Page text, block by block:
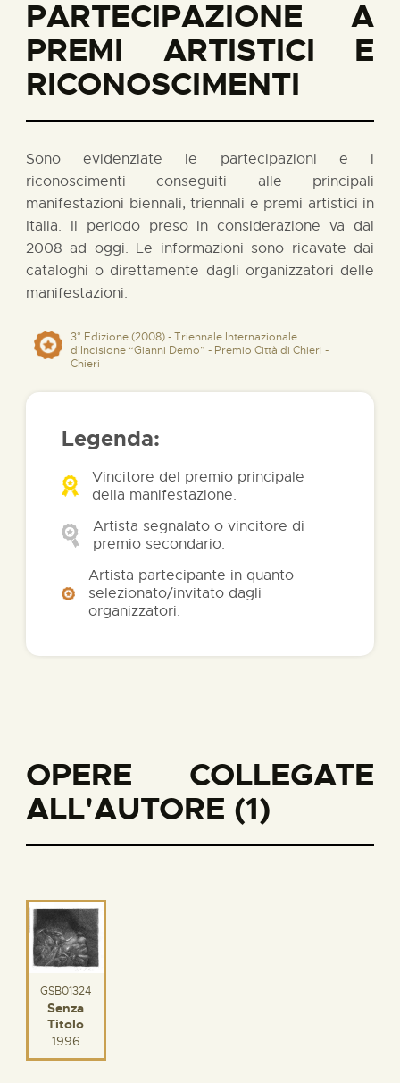
PARTECIPAZIONE A
PREMI ARTISTICI E
RICONOSCIMENTI
Sono evidenziate le partecipazioni e i
riconoscimenti conseguiti alle principali
manifestazioni biennali, triennali e premi artistici in
Italia. Il periodo preso in considerazione va dal
2008 ad oggi. Le informazioni sono ricavate dai
cataloghi o direttamente dagli organizzatori delle
manifestazioni.
3° Edizione (2008) - Triennale Internazionale
d'Incisione “Gianni Demo” - Premio Città di Chieri -
Chieri
Legenda:
Vincitore del premio principale
della manifestazione.
Artista segnalato o vincitore di
premio secondario.
Artista partecipante in quanto
selezionato/invitato dagli
organizzatori.
OPERE COLLEGATE
ALL'AUTORE (1)
GSB01324
Senza
Titolo
1996